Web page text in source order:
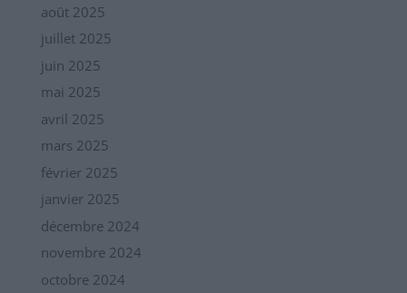
août 2025
juillet 2025
juin 2025
mai 2025
avril 2025
mars 2025
février 2025
janvier 2025
décembre 2024
novembre 2024
octobre 2024